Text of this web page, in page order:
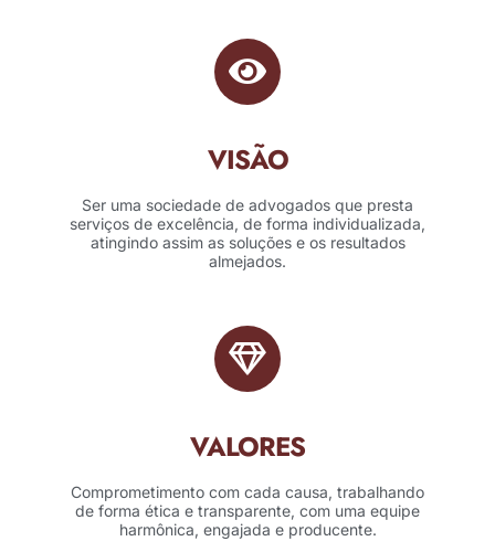
VISÃO
Ser uma sociedade de advogados que presta
serviços de excelência, de forma individualizada,
atingindo assim as soluções e os resultados
almejados.
VALORES
Comprometimento com cada causa, trabalhando
de forma ética e transparente, com uma equipe
harmônica, engajada e producente.